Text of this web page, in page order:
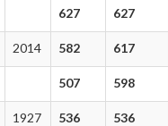
627 627
2014 582 617
507 598
1927 536 536